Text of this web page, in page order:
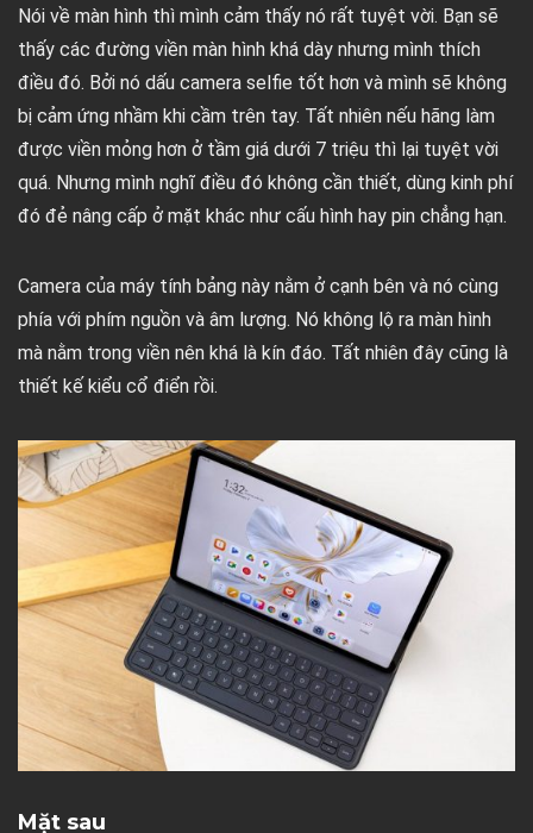
Nói về màn hình thì mình cảm thấy nó rất tuyệt vời. Bạn sẽ
thấy các đường viền màn hình khá dày nhưng mình thích
điều đó. Bởi nó dấu camera selfie tốt hơn và mình sẽ không
bị cảm ứng nhầm khi cầm trên tay. Tất nhiên nếu hãng làm
được viền mỏng hơn ở tầm giá dưới 7 triệu thì lại tuyệt vời
quá. Nhưng mình nghĩ điều đó không cần thiết, dùng kinh phí
đó đẻ nâng cấp ở mặt khác như cấu hình hay pin chẳng hạn.
Camera của máy tính bảng này nằm ở cạnh bên và nó cùng
phía với phím nguồn và âm lượng. Nó không lộ ra màn hình
mà nằm trong viền nên khá là kín đáo. Tất nhiên đây cũng là
thiết kế kiểu cổ điển rồi.
Mặt sau